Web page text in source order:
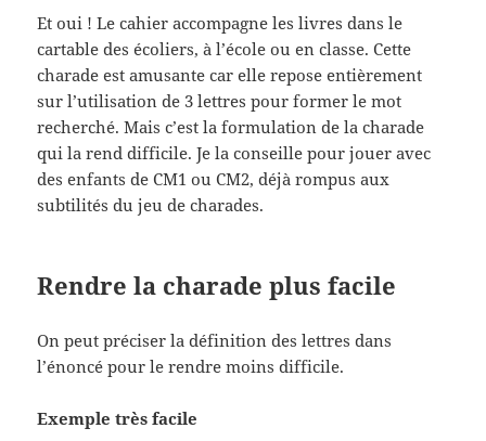
Et oui ! Le cahier accompagne les livres dans le
cartable des écoliers, à l’école ou en classe. Cette
charade est amusante car elle repose entièrement
sur l’utilisation de 3 lettres pour former le mot
recherché. Mais c’est la formulation de la charade
qui la rend difficile. Je la conseille pour jouer avec
des enfants de CM1 ou CM2, déjà rompus aux
subtilités du jeu de charades.
Rendre la charade plus facile
On peut préciser la définition des lettres dans
l’énoncé pour le rendre moins difficile.
Exemple très facile